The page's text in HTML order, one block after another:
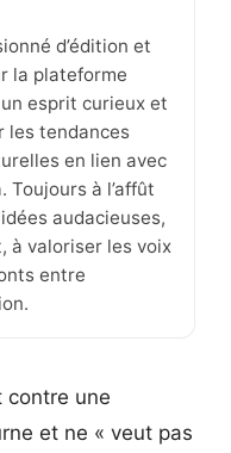
d’édition et
la plateforme
esprit curieux et
les tendances
en lien avec
Toujours à l’affût
audacieuses,
à valoriser les voix
entre
contre une
et ne « veut pas